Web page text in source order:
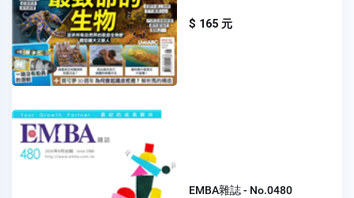
$ 165 元
EMBA雜誌 - No.0480